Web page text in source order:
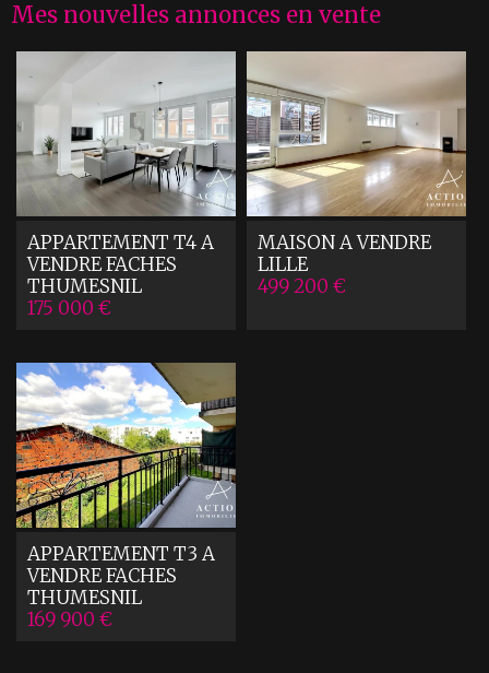
Mes nouvelles annonces en vente
APPARTEMENT T4 A
VENDREFACHES
THUMESNIL
175 000 €
MAISON A VENDRE
LILLE
499 200 €
APPARTEMENT T3 A
VENDREFACHES
THUMESNIL
169 900 €